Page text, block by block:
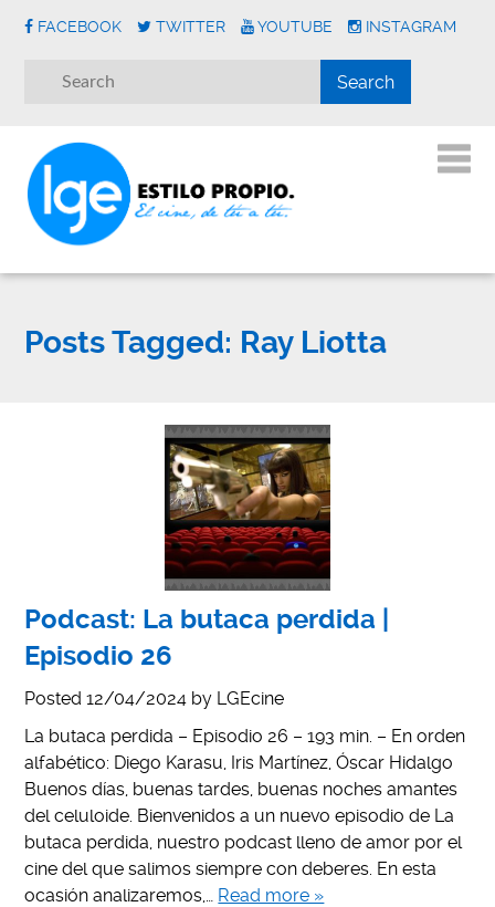
FACEBOOK TWITTER YOUTUBE INSTAGRAM
Posts Tagged: Ray Liotta
Podcast: La butaca perdida |
Episodio 26
Posted12/04/2024 by LGEcine
La butaca perdida – Episodio 26 – 193 min. – En orden
alfabético: Diego Karasu, Iris Martínez, Óscar Hidalgo
Buenos días, buenas tardes, buenas noches amantes
del celuloide. Bienvenidos a un nuevo episodio de La
butaca perdida, nuestro podcast lleno de amor por el
cine del que salimos siempre con deberes. En esta
ocasión analizaremos,… Read more »